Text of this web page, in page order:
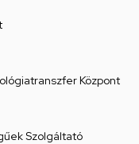
Központ
Szolgáltató